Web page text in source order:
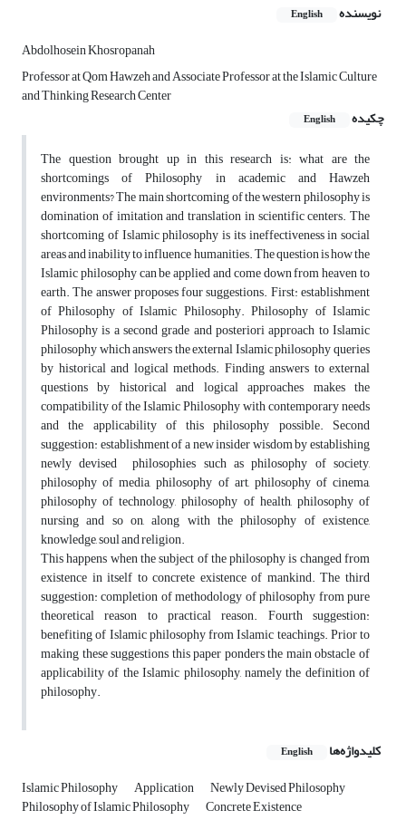
نویسنده English
Abdolhosein Khosropanah
Professor at Qom Hawzeh and Associate Professor at the Islamic Culture
and Thinking Research Center
چکیده
English
The question brought up in this research is: what are the
shortcomings of Philosophy in academic and Hawzeh
environments? The main shortcoming of the western philosophy is
domination of imitation and translation in scientific centers. The
shortcoming of Islamic philosophy is its ineffectiveness in social
areas and inability to influence humanities. The question is how the
Islamic philosophy can be applied and come down from heaven to
earth. The answer proposes four suggestions. First: establishment
of Philosophy of Islamic Philosophy. Philosophy of Islamic
Philosophy is a second grade and posteriori approach to Islamic
philosophy which answers the external Islamic philosophy queries
by historical and logical methods. Finding answers to external
questions by historical and logical approaches makes the
compatibility of the Islamic Philosophy with contemporary needs
and the applicability of this philosophy possible. Second
suggestion: establishment of a new insider wisdom by establishing
newly devised philosophies such as philosophy of society,
philosophy of media, philosophy of art, philosophy of cinema,
philosophy of technology, philosophy of health, philosophy of
nursing and so on, along with the philosophy of existence,
knowledge, soul and religion.
This happens when the subject of the philosophy is changed from
existence in itself to concrete existence of mankind. The third
suggestion: completion of methodology of philosophy from pure
theoretical reason to practical reason. Fourth suggestion:
benefiting of Islamic philosophy from Islamic teachings. Prior to
making these suggestions this paper ponders the main obstacle of
applicability of the Islamic philosophy, namely the definition of
philosophy.
کلیدواژه‌ها English
Islamic Philosophy Application Newly Devised Philosophy
Philosophy of Islamic Philosophy Concrete Existence